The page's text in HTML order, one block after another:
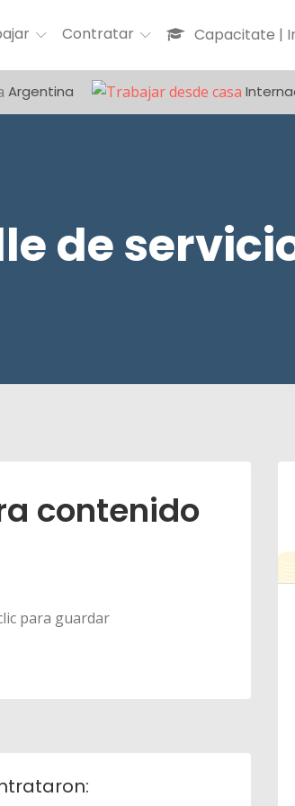
Contratar Capacitate |
Argentina
de
contenido
para guardar